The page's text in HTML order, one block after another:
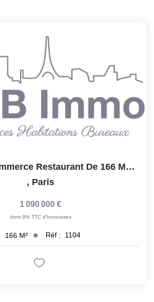
Fonds De Commerce Restaurant De 166 M2 , Paris 75015
, Paris
1 090 000 €
dont 9% TTC d'honoraires
166 M² Réf : 1104